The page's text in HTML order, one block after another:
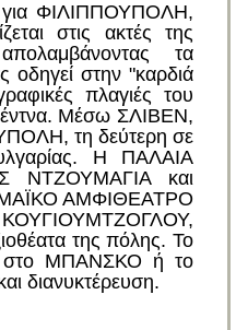
για ΦΙΛΙΠΠΟΥΠΟΛΗ,
στις ακτές της
τα
οδηγεί στην "καρδιά
πλαγιές του
Μέσω ΣΛΙΒΕΝ,
τη δεύτερη σε
Η ΠΑΛΑΙΑ
ΝΤΖΟΥΜΑΓΙΑ και
ΑΜΦΙΘΕΑΤΡΟ
ΚΟΥΓΙΟΥΜΤΖΟΓΛΟΥ,
της πόλης. Το
στο ΜΠΑΝΣΚΟ ή το
διανυκτέρευση.